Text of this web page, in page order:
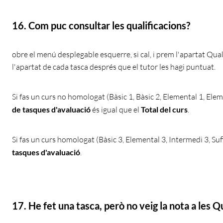
16. Com puc consultar les qualificacions?
obre el menú desplegable esquerre, si cal, i prem l'apartat
l'apartat de cada tasca després que el tutor les hagi puntuat.
Si fas un curs no homologat (Bàsic 1, Bàsic 2, Elemental 1,
de tasques d'avaluacióés igual que el Total del curs
Si fas un curs homologat (Bàsic 3, Elemental 3, Intermedi 3,
tasques d'avaluació
17. He fet una tasca, però no veig la nota a les